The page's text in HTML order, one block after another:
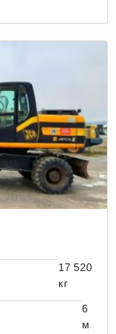
17 520
кг
6
м